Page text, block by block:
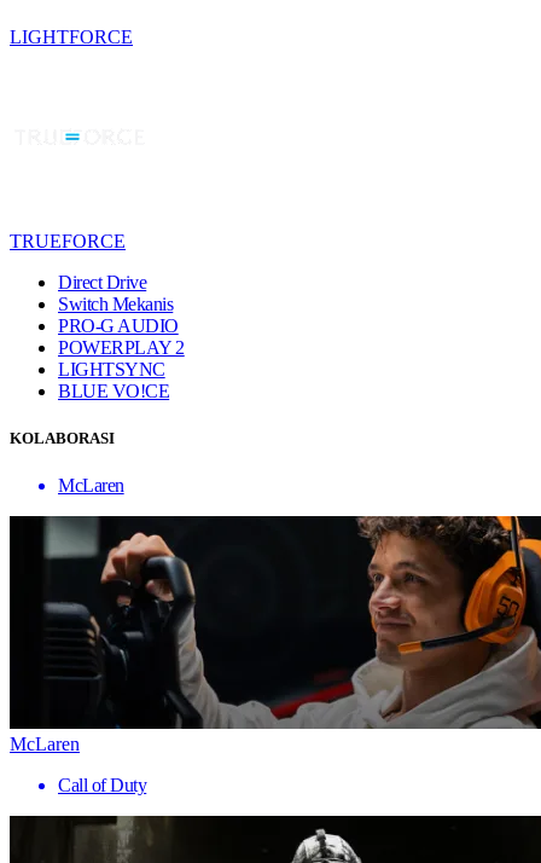
LIGHTFORCE
TRUEFORCE
Direct Drive
Switch Mekanis
PRO-G AUDIO
POWERPLAY 2
LIGHTSYNC
BLUE VO!CE
KOLABORASI
McLaren
McLaren
Call of Duty